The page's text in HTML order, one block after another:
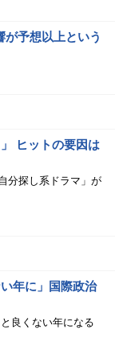
予想以上という
ヒットの要因は
分探し系ドラマ」が
年に」国際政治
良くない年になる